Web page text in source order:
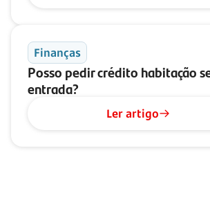
Finanças
Posso pedir crédito habitação
entrada?
Ler artigo